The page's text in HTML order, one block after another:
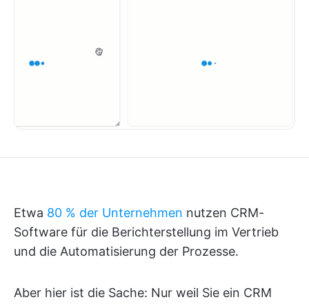
Etwa 80 % der Unternehmen nutzen CRM-
Software für die Berichterstellung im Vertrieb
und die Automatisierung der Prozesse.
Aber hier ist die Sache: Nur weil Sie ein CRM